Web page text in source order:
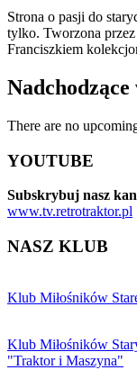
Strona o pasji do
tylko. Tworzona
Franciszkiem
There are no
YOUTUBE
Subskrybuj nasz
www.tv.retrotraktor.pl
NASZ KLUB
Klub Miłośników
Klub Miłośników
"Traktor i Maszyna"